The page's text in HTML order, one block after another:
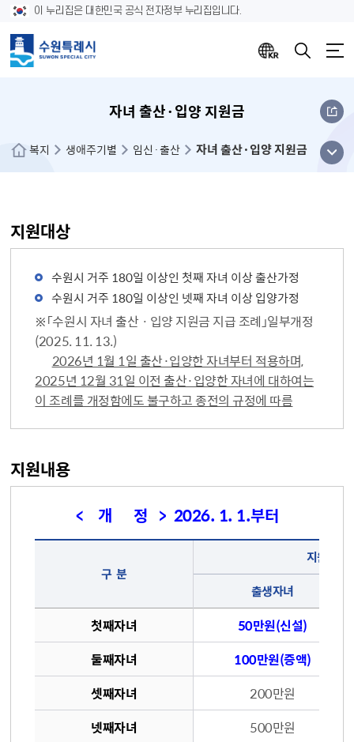
이 누리집은 대한민국 공식 전자정부 누리집입니다.
자녀 출산·입양 지원금
복지 생애주기별 임신·출산 자녀 출산·입양 지원금
메뉴
열기
지원대상
수원시 거주 180일 이상인 첫째 자녀 이상 출산가정
수원시 거주 180일 이상인 넷째 자녀 이상 입양가정
※「수원시 자녀 출산ㆍ입양 지원금 지급 조례」일부개정
(2025. 11. 13.)
2026년 1월 1일 출산·입양한 자녀부터 적용하며,
2025년 12월 31일 이전 출산·입양한 자녀에 대하여는
이 조례를 개정함에도 불구하고 종전의 규정에 따름
지원내용
< 개 정 > 2026. 1. 1.부터
구 분
지원금(
출생자녀
첫째자녀
50만원(신설)
둘째자녀
100만원(증액)
셋째자녀
200만원
넷째자녀
500만원